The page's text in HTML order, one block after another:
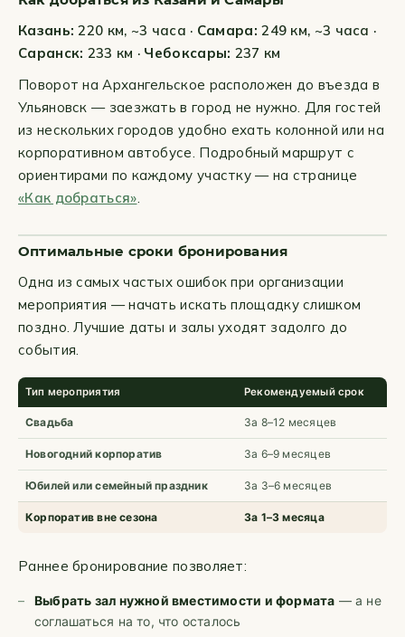
Казань: 220 км, ~3 часа · Самара: 249 км, ~3 часа ·
Саранск: 233 км · Чебоксары: 237 км
Поворот на Архангельское расположен до въезда в
Ульяновск — заезжать в город не нужно. Для гостей
из нескольких городов удобно ехать колонной или на
корпоративном автобусе. Подробный маршрут с
ориентирами по каждому участку — на странице
«Как добраться».
Оптимальные сроки бронирования
Одна из самых частых ошибок при организации
мероприятия — начать искать площадку слишком
поздно. Лучшие даты и залы уходят задолго до
события.
Тип мероприятия Рекомендуемый срок
Свадьба За 8–12 месяцев
Новогодний корпоратив За 6–9 месяцев
Юбилей или семейный праздник За 3–6 месяцев
Корпоратив вне сезона За 1–3 месяца
Раннее бронирование позволяет:
Выбрать зал нужной вместимости и формата — а не
соглашаться на то, что осталось